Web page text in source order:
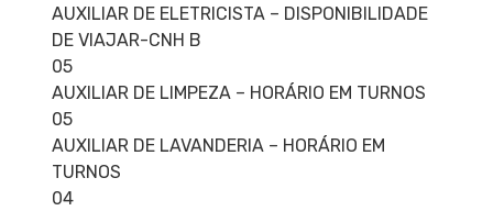
AUXILIAR DE ELETRICISTA – DISPONIBILIDADE
DE VIAJAR-CNH B
05
AUXILIAR DE LIMPEZA – HORÁRIO EM TURNOS
05
AUXILIAR DE LAVANDERIA – HORÁRIO EM
TURNOS
04